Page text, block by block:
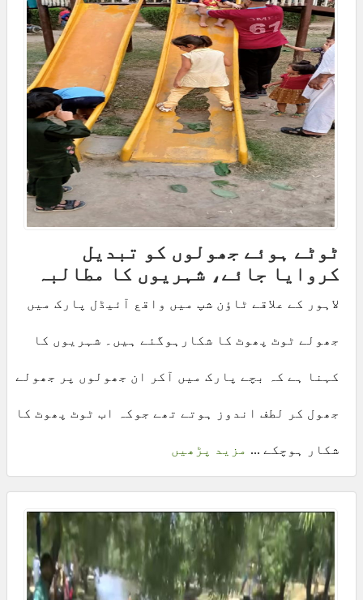
ٹوٹے ہوئے جھولوں کو تبدیل
کروایا جائے، شہریوں کا مطالبہ
لاہور کے علاقے ٹاؤن شپ میں واقع آئیڈل پارک میں
جھولے ٹوٹ پھوٹ کا شکارہوگئے ہیں۔ شہریوں کا
کہنا ہے کہ بچے پارک میں آکر ان جھولوں پر جھولے
جھول کر لطف اندوز ہوتے تھے جوکہ اب ٹوٹ پھوٹ کا
شکار ہوچکے ... مزید پڑھیں